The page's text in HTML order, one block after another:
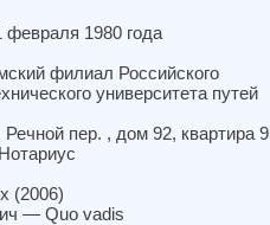
1980 года
филиал Российского
университета путей
пер. , дом 92, квартира
(2006)
— Quo vadis